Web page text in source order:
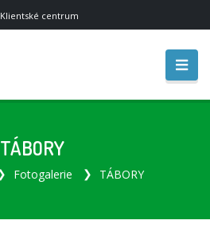
Klientské centrum
TÁBORY
Fotogalerie TÁBORY